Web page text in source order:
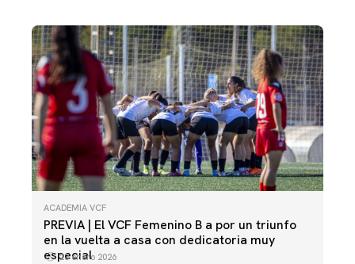
ACADEMIA VCF
PREVIA | El VCF Femenino B a por un triunfo
en la vuelta a casa con dedicatoria muy
especial
23 enero 2026